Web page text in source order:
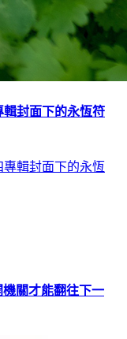
輯封面下的永恆符
關才能翻往下一